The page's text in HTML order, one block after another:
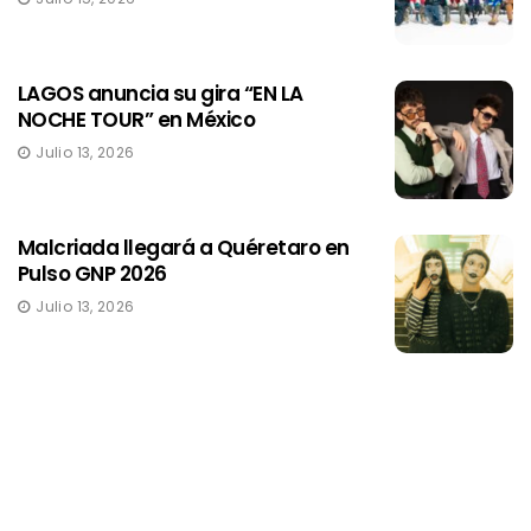
LAGOS anuncia su gira “EN LA
NOCHE TOUR” en México
Julio 13, 2026
Malcriada llegará a Quéretaro en
Pulso GNP 2026
Julio 13, 2026